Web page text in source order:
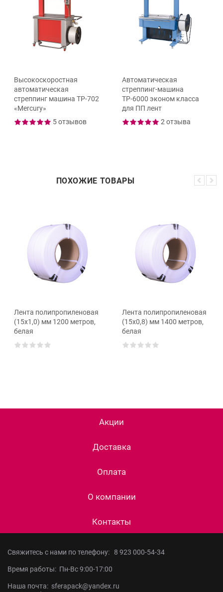
Высокоскоростная
автоматическая
стреппинг машина ТР-702
«Mercury»
5 отзывов
Автоматическая
стреппинг-машина
ТР-6000 эконом класса
для ПП лент
2 отзыва
ПОХОЖИЕ ТОВАРЫ
Лента полипропиленовая
(15x1,0) мм 1200 метров,
белая
Лента полипропиленовая
(15x0,8) мм 1400 метров,
белая
Акции
Доставка
Оплата
О компании
Контакты
Свяжитесь с нами по телефону: 8 923 000-54-34
Время работы: Пн-Вс 9:00-17:00
Наша почта: sferapack@yandex.ru